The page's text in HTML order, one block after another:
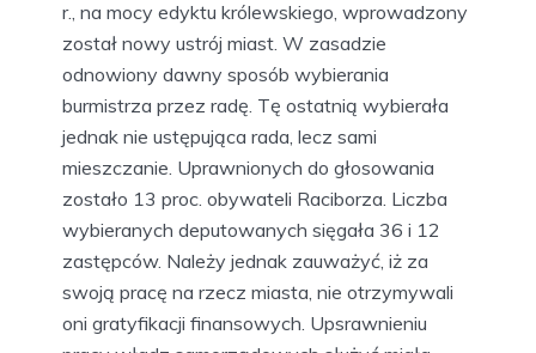
r., na mocy edyktu królewskiego, wprowadzony
został nowy ustrój miast. W zasadzie
odnowiony dawny sposób wybierania
burmistrza przez radę. Tę ostatnią wybierała
jednak nie ustępująca rada, lecz sami
mieszczanie. Uprawnionych do głosowania
zostało 13 proc. obywateli Raciborza. Liczba
wybieranych deputowanych sięgała 36 i 12
zastępców. Należy jednak zauważyć, iż za
swoją pracę na rzecz miasta, nie otrzymywali
oni gratyfikacji finansowych. Upsrawnieniu